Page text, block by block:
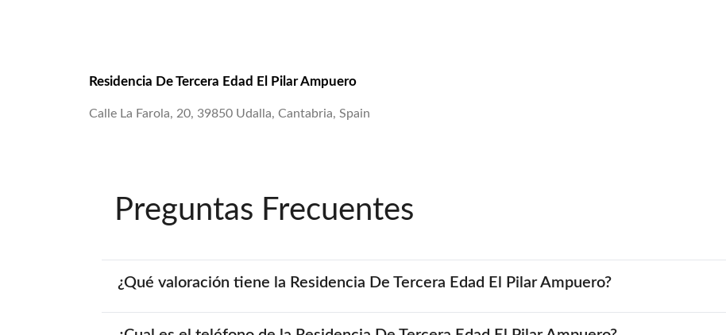
Residencia De Tercera Edad El Pilar Ampuero
Calle La Farola, 20, 39850 Udalla, Cantabria, Spain
Preguntas Frecuentes
¿Qué valoración tiene la Residencia De Tercera Edad El Pilar Ampuero?